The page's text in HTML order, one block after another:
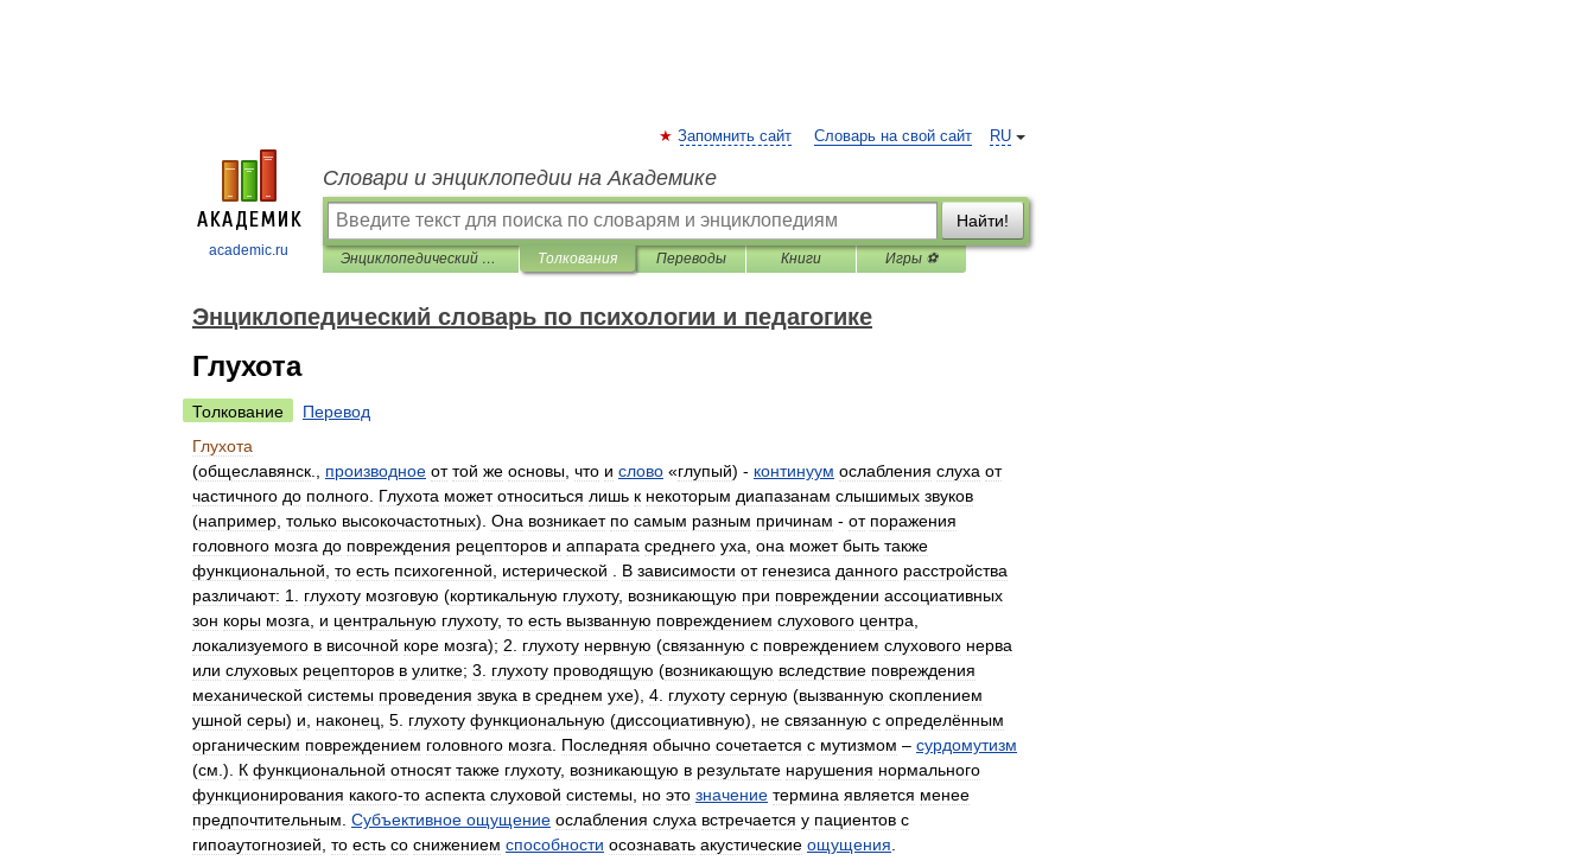
academic.ru
RU
Запомнить сайт Словарь на свой сайт
Словари и энциклопедии на Академике
Найти!
Энциклопедический словарь по психологии и педагогике Толкования Переводы Книги Игры ⚽
Энциклопедический словарь по психологии и педагогике
Глухота
Толкование
Перевод
Глухота
(общеславянск производное от той же основы что и слово «глупый) - континуум ослабления слуха от
частичного до полного Глухота может относиться лишь к некоторым диапазанам слышимых звуков
(например только высокочастотных). Она возникает по самым разным причинам - от поражения
головного мозга до повреждения рецепторов и аппарата среднего уха она может быть также
функциональной то есть психогенной истерической В зависимости от генезиса данного расстройства
различают: 1 глухоту мозговую (кортикальную глухоту, возникающую при повреждении ассоциативных
зон коры мозга и центральную глухоту, то есть вызванную повреждением слухового центра
локализуемого в височной коре мозга); 2 глухоту нервную (связанную с повреждением слухового нерва
или слуховых рецепторов в улитке; 3 глухоту проводящую (возникающую вследствие повреждения
механической системы проведения звука в среднем ухе), 4 глухоту серную (вызванную скоплением
ушной серы) и наконец 5 глухоту функциональную (диссоциативную), не связанную с определённым
органическим повреждением головного мозга Последняя обычно сочетается с мутизмом – сурдомутизм
(см .). К функциональной относят также глухоту, возникающую в результате нарушения нормального
функционирования какого-то аспекта слуховой системы но это значение термина является менее
предпочтительным Субъективное ощущение ослабления слуха встречается у пациентов с
гипоаутогнозией то есть со снижением способности осознавать акустические ощущения